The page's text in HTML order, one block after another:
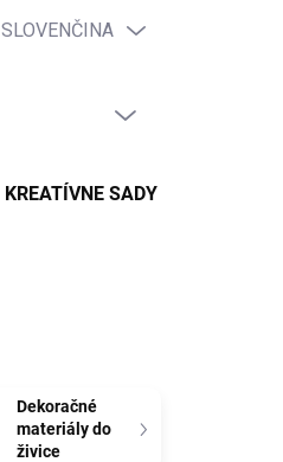
SLOVENČINA
KREATÍVNE SADY
Dekoračné
materiály do
živice